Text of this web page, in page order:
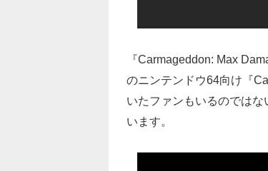
『Carmageddon: Max
のニンテンドウ64向け『
いたファンもいるのでは
います。